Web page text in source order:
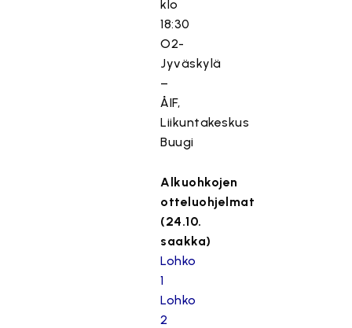
klo
18:30
O2-
Jyväskylä
–
ÅIF,
Liikuntakeskus
Buugi
Alkuohkojen
otteluohjelmat
(24.10.
saakka)
Lohko
1
Lohko
2